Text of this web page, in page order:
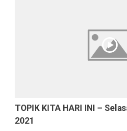
TOPIK KITA HARI INI –
2021